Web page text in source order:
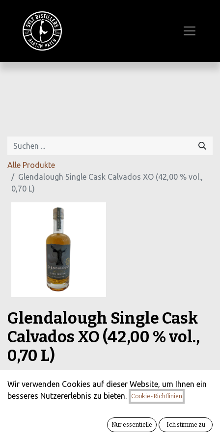
Alle Produkte
Glendalough Single Cask Calvados XO (42,00 % vol.,
0,70 L)
Glendalough Single Cask
Calvados XO (42,00 % vol.,
0,70 L)
Glendalough Calvados Cask: Ein einzigartiger irischer
zzgl. VersandkostenAlle Preise inkl.
Wir verwenden Cookies auf dieser Website, um Ihnen ein
besseres Nutzererlebnis zu bieten.
Cookie-Richtlinien
Nur essentielle Ich stimme zu